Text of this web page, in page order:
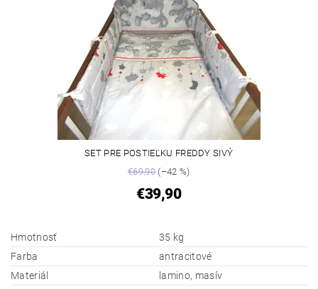
SET PRE POSTIEĽKU FREDDY SIVÝ
€69,90(–42 %)
€39,90
Hmotnosť
35 kg
Farba
antracitové
Materiál
lamino, masív